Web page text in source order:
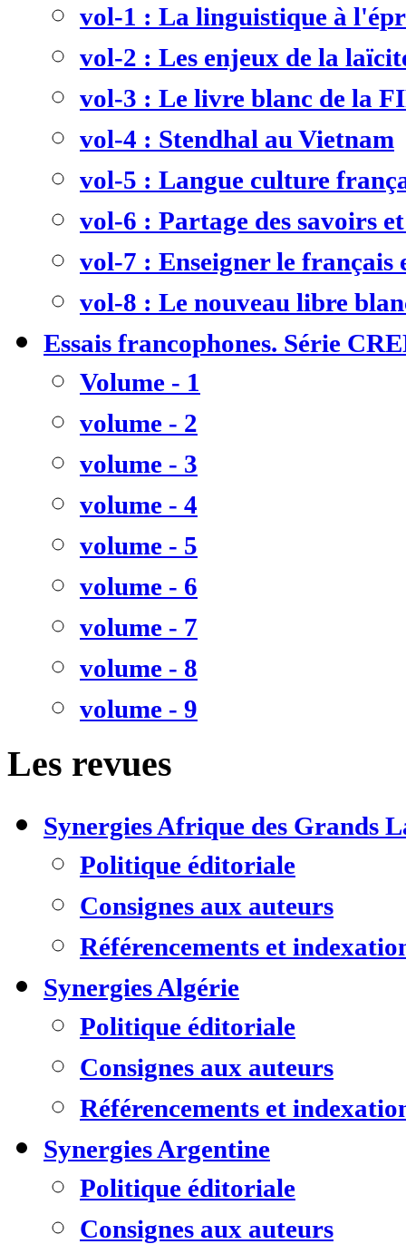
vol-1 : La linguistique à
vol-2 : Les enjeux de la
vol-3 : Le livre blanc de la
vol-4 : Stendhal au Vietnam
vol-5 : Langue culture
vol-6 : Partage des savoirs
vol-7 : Enseigner le
vol-8 : Le nouveau libre
Essais francophones. Série
Volume - 1
volume - 2
volume - 3
volume - 4
volume - 5
volume - 6
volume - 7
volume - 8
volume - 9
Les revues
Synergies Afrique des Grands
Politique éditoriale
Consignes aux auteurs
Référencements et
Synergies Algérie
Politique éditoriale
Consignes aux auteurs
Référencements et
Synergies Argentine
Politique éditoriale
Consignes aux auteurs